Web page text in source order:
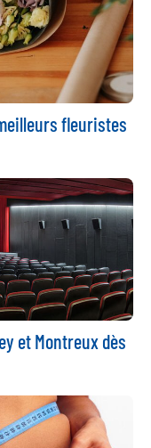
fleuristes
et Montreux dès